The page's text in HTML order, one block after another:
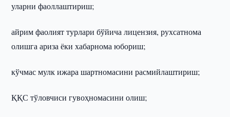
уларни фаоллаштириш;
айрим фаолият турлари бўйича лицензия, рухсатнома
олишга ариза ёки хабарнома юбориш;
кўчмас мулк ижара шартномасини расмийлаштириш;
ҚҚС тўловчиси гувоҳномасини олиш;